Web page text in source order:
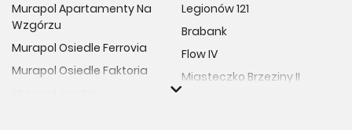
Murapol Apartamenty Na
Wzgórzu
Murapol Osiedle Ferrovia
Murapol Osiedle Faktoria
Legionów 121
Brabank
Flow IV
Miasteczko Brzeziny II